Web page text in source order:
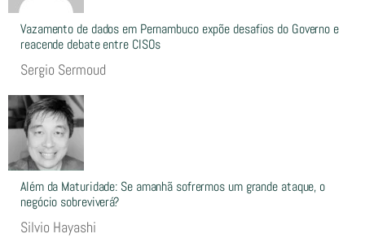
Vazamento de dados em Pernambuco expõe desafios do Governo e
reacende debate entre CISOs
Sergio Sermoud
Além da Maturidade: Se amanhã sofrermos um grande ataque, o
negócio sobreviverá?
Silvio Hayashi